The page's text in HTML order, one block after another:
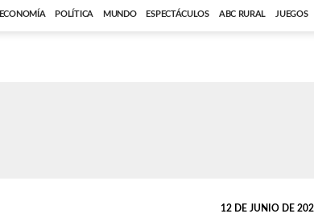
ECONOMÍA POLÍTICA MUNDO ESPECTÁCULOS ABC RURAL JUEGOS
12 DE JUNIO DE